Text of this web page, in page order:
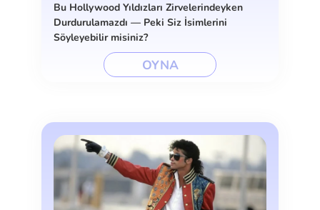
Bu Hollywood Yıldızları Zirvelerindeyken
Durdurulamazdı — Peki Siz İsimlerini
Söyleyebilir misiniz?
OYNA